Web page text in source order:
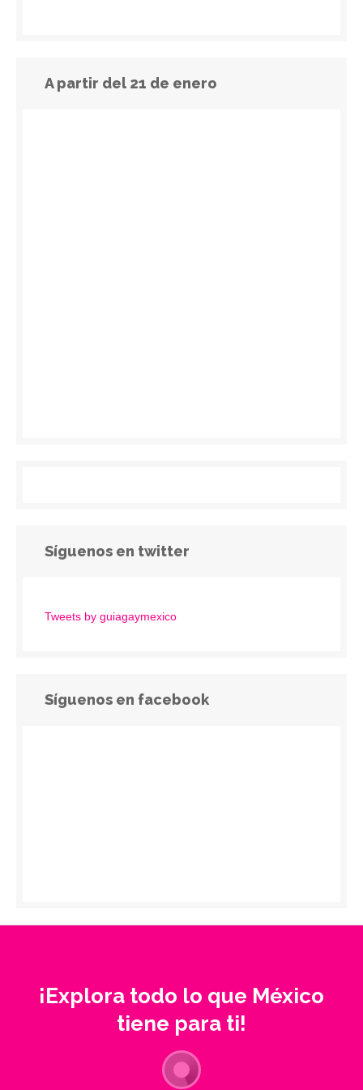
A partir del 21 de enero
Síguenos en twitter
Tweets by guiagaymexico
Síguenos en facebook
¡Explora todo lo que México
tiene para ti!